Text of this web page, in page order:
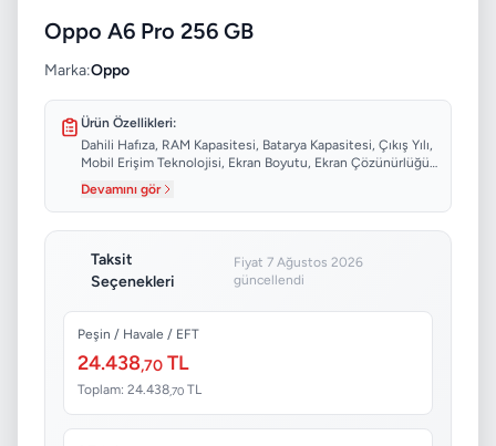
Oppo A6 Pro 256 GB
Marka:Oppo
Ürün Özellikleri:
Dahili Hafıza, RAM Kapasitesi, Batarya Kapasitesi, Çıkış Yılı,
Mobil Erişim Teknolojisi, Ekran Boyutu, Ekran Çözünürlüğü,
Ekran Yenileme Hızı...
Devamını gör
Taksit
Seçenekleri
Fiyat 7 Ağustos 2026
güncellendi
Peşin / Havale / EFT
24.438,70 TL
Toplam: 24.438,70 TL